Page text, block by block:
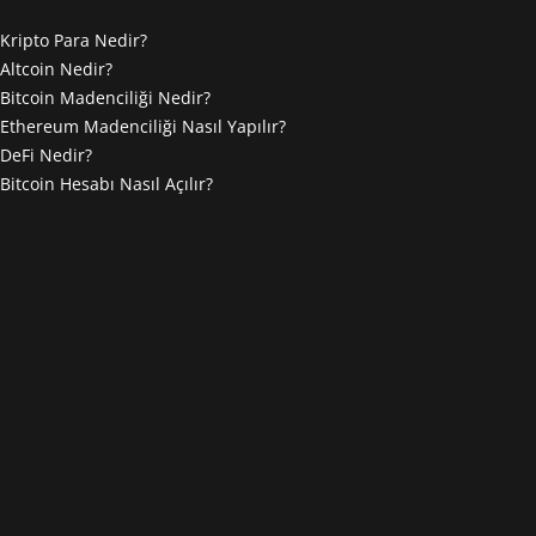
Kripto Para Nedir?
Altcoin Nedir?
Bitcoin Madenciliği Nedir?
Ethereum Madenciliği Nasıl Yapılır?
DeFi Nedir?
Bitcoin Hesabı Nasıl Açılır?